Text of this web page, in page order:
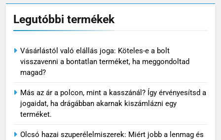
Legutóbbi termékek
Vásárlástól való elállás joga: Köteles-e a bolt
visszavenni a bontatlan terméket, ha meggondoltad
magad?
Más az ár a polcon, mint a kasszánál? Így érvényesítsd a
jogaidat, ha drágábban akarnak kiszámlázni egy
terméket.
Olcsó hazai szuperélelmiszerek: Miért jobb a lenmag és